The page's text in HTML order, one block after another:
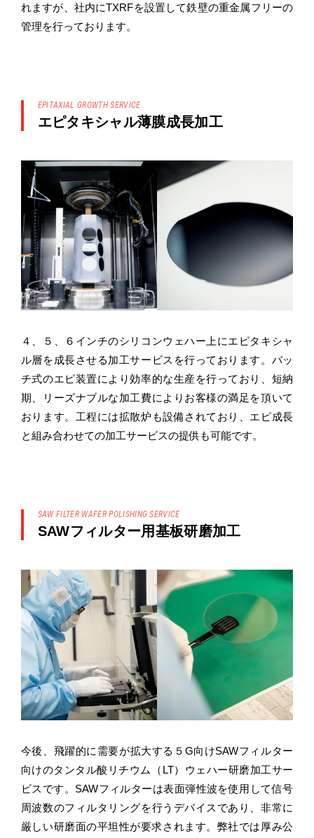
れますが、社内にTXRFを設置して鉄壁の重金属フリーの
管理を行っております。
EPITAXIAL GROWTH SERVICE
エピタキシャル薄膜成長加工
４、５、６インチのシリコンウェハー上にエピタキシャ
ル層を成長させる加工サービスを行っております。バッ
チ式のエピ装置により効率的な生産を行っており、短納
期、リーズナブルな加工費によりお客様の満足を頂いて
おります。工程には拡散炉も設備されており、エピ成長
と組み合わせての加工サービスの提供も可能です。
SAW FILTER WAFER POLISHING SERVICE
SAWフィルター用基板研磨加工
今後、飛躍的に需要が拡大する５G向けSAWフィルター
向けのタンタル酸リチウム（LT）ウェハー研磨加工サー
ビスです。SAWフィルターは表面弾性波を使用して信号
周波数のフィルタリングを行うデバイスであり、非常に
厳しい研磨面の平坦性が要求されます。弊社では厚み公